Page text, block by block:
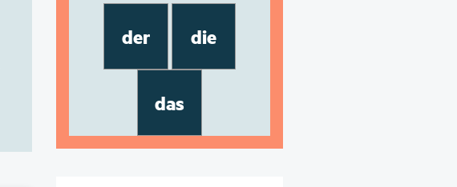
der die
das